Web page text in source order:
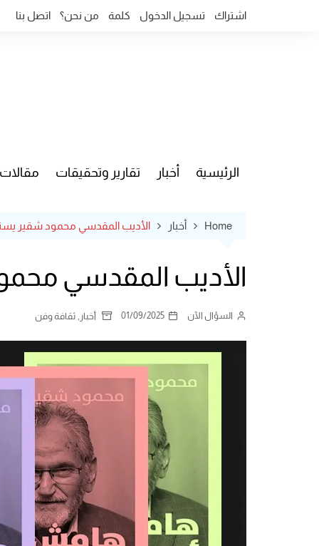
اشتراك تسجيل الدخول كلمة من نحن؟ اتصل بنا
الرئيسية أخبار تقارير وتحقيقات مقالات
Home أخبار الأديب المقدسي محمود شقير
الأديب المقدسي
السؤال الآن 01/09/2025 أخبار ثقافة وفن